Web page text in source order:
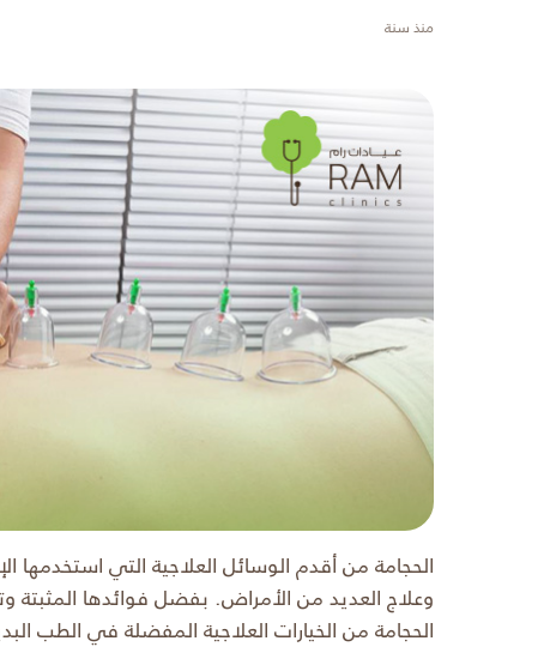
منذ سنة
الحجامة من أقدم الوسائل العلاجية التي
وعلاج العديد من الأمراض. بفضل فوائدها المثبتة
الحجامة من الخيارات العلاجية المفضلة في الطب